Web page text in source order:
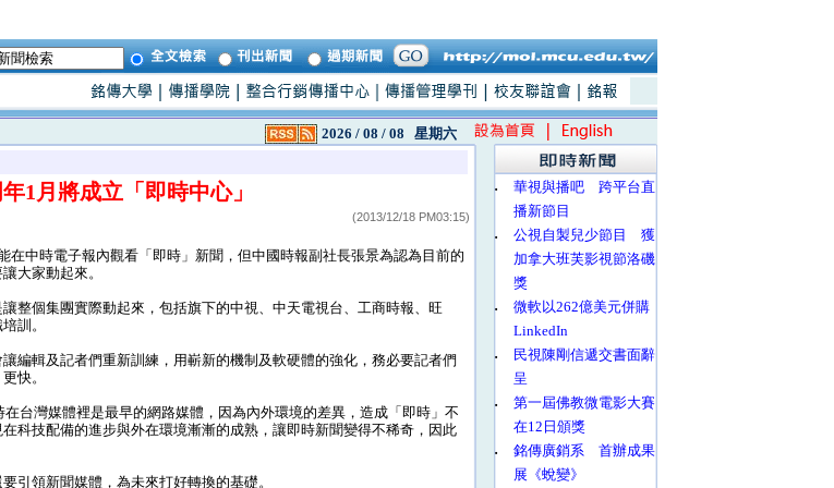
2026 / 08 / 08 星期六
1月將成立「即時中心」
(2013/12/18 PM03:15)
中時電子報內觀看「即時」新聞，但中國時報副社長張景為認為目前的
大家動起來。
整個集團實際動起來，包括旗下的中視、中天電視台、工商時報、旺
訓。
編輯及記者們重新訓練，用嶄新的機制及軟硬體的強化，務必要記者們
快。
台灣媒體裡是最早的網路媒體，因為內外環境的差異，造成「即時」不
科技配備的進步與外在環境漸漸的成熟，讓即時新聞變得不稀奇，因此
引領新聞媒體，為未來打好轉換的基礎。
‧
華視與播吧 跨平台直
播新節目
‧
公視自製兒少節目 獲
加拿大班芙影視節洛磯
獎
‧
微軟以262億美元併購
LinkedIn
‧
民視陳剛信遞交書面辭
呈
‧
第一屆佛教微電影大賽
在12日頒獎
‧
銘傳廣銷系 首辦成果
展《蛻變》